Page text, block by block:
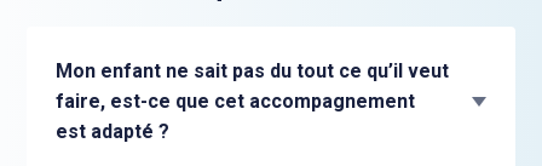
Mon enfant ne sait pas du tout ce qu’il veut
faire, est-ce que cet accompagnement
est adapté ?